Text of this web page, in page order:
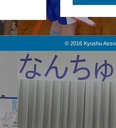
© 2016 Kyushu